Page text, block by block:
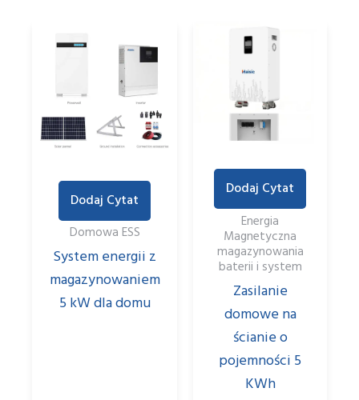
Dodaj Cytat
Domowa ESS
System energii z
magazynowaniem
5 kW dla domu
Dodaj Cytat
Energia
Magnetyczna
magazynowania
baterii i system
Zasilanie
domowe na
ścianie o
pojemności 5
KWh